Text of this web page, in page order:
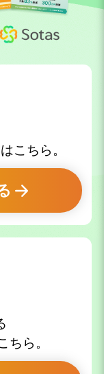
こちら。
ちら。